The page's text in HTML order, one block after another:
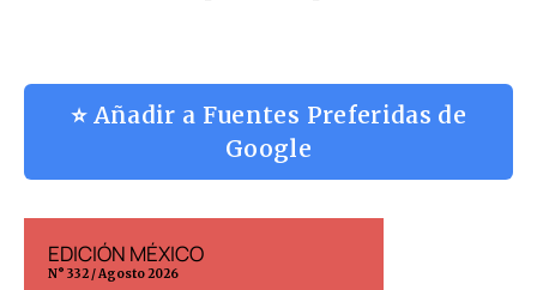
⭐ Añadir a Fuentes Preferidas de
Google
EDICIÓN MÉXICO
N° 332 / Agosto 2026